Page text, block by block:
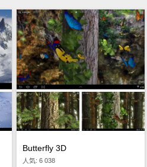
Butterfly 3D
人気: 6 038